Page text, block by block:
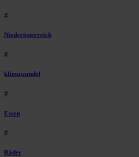
#
Niederösterreich
#
klimawandel
#
Essen
#
Räder